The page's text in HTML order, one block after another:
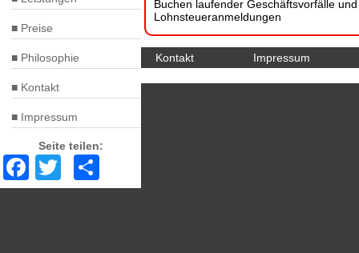
Preise
Philosophie
Kontakt
Impressum
Seite teilen:
Facebook
Twitter
Buchen laufender Geschäftsvorfälle
Lohnsteueranmeldungen
Fußbereich
Kontakt Impressum